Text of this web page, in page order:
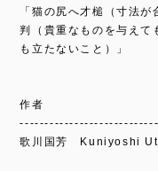
「猫の尻へ才槌（寸法
判（貴重なものを与えて
も立たないこと）」
作者
歌川国芳 Kuniyoshi